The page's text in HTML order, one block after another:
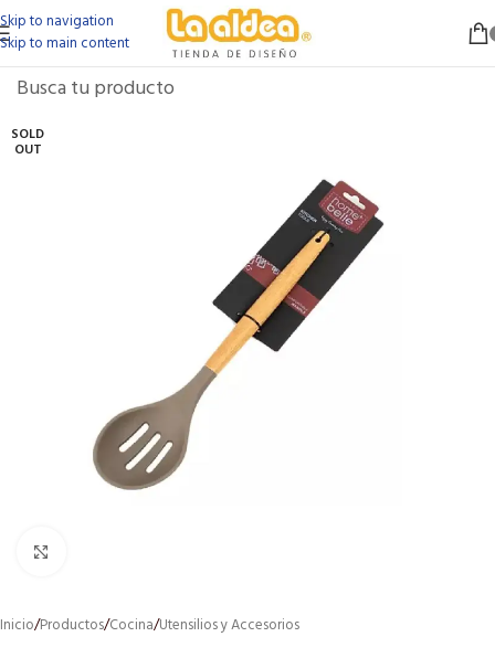
Skip to navigation
Skip to main content
SOLD
OUT
Inicio/Productos/Cocina/Utensilios y Accesorios